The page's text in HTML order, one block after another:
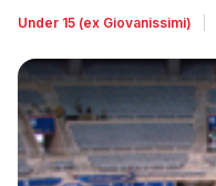
Under 15 (ex Giovanissimi)